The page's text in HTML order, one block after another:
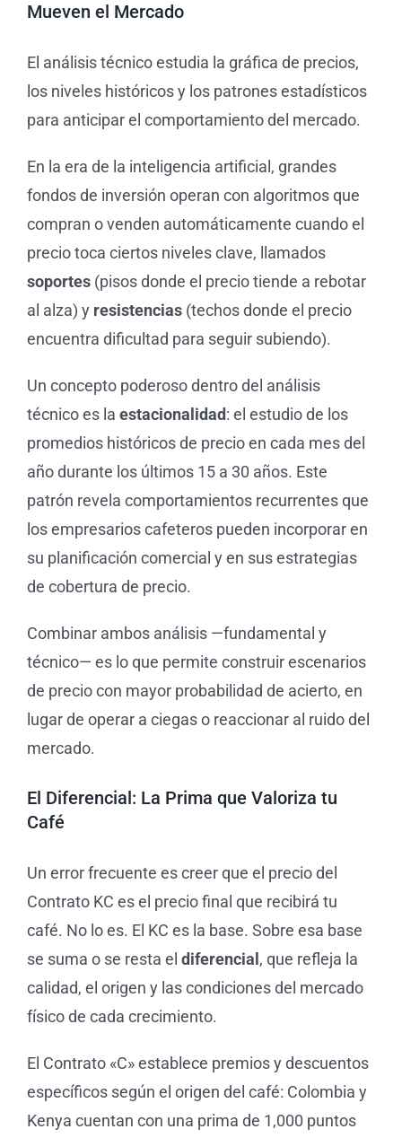
Mueven el Mercado
El análisis técnico estudia la gráfica de precios,
los niveles históricos y los patrones estadísticos
para anticipar el comportamiento del mercado.
En la era de la inteligencia artificial, grandes
fondos de inversión operan con algoritmos que
compran o venden automáticamente cuando el
precio toca ciertos niveles clave, llamados
soportes(pisos donde el precio tiende a rebotar
al alza) y resistencias(techos donde el precio
encuentra dificultad para seguir subiendo).
Un concepto poderoso dentro del análisis
técnico es la estacionalidad: el estudio de los
promedios históricos de precio en cada mes del
año durante los últimos 15 a 30 años. Este
patrón revela comportamientos recurrentes que
los empresarios cafeteros pueden incorporar en
su planificación comercial y en sus estrategias
de cobertura de precio.
Combinar ambos análisis —fundamental y
técnico— es lo que permite construir escenarios
de precio con mayor probabilidad de acierto, en
lugar de operar a ciegas o reaccionar al ruido del
mercado.
El Diferencial: La Prima que Valoriza tu
Café
Un error frecuente es creer que el precio del
Contrato KC es el precio final que recibirá tu
café. No lo es. El KC es la base. Sobre esa base
se suma o se resta el diferencial , que refleja la
calidad, el origen y las condiciones del mercado
físico de cada crecimiento.
El Contrato «C» establece premios y descuentos
específicos según el origen del café: Colombia y
Kenya cuentan con una prima de 1,000 puntos